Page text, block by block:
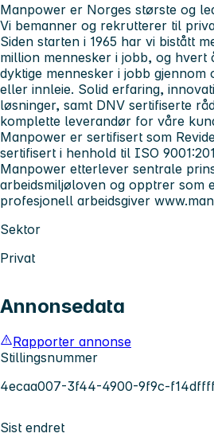
Manpower er Norges største og
Vi bemanner og rekrutterer til
Siden starten i 1965 har vi bistått
million mennesker i jobb, og
dyktige mennesker i jobb gjennom
eller innleie. Solid erfaring,
løsninger, samt DNV sertifiserte
komplette leverandør for våre
Manpower er sertifisert som
sertifisert i henhold til ISO
Manpower etterlever sentrale
arbeidsmiljøloven og opptrer som
profesjonell arbeidsgiver
Sektor
Privat
Annonsedata
Rapporter annonse
Stillingsnummer
4ecaa007-3f44-4900-9f9c-
Sist endret